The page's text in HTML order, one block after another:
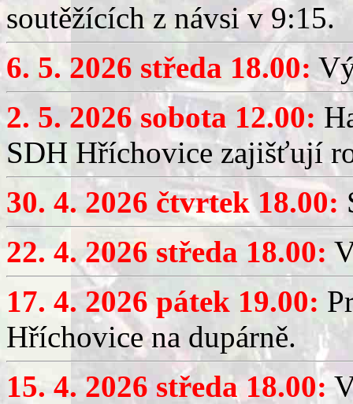
soutěžících z návsi v 9:15.
6. 5. 2026 středa 18.00:
2. 5. 2026 sobota 12.00:
SDH Hříchovice zajišťují
30. 4. 2026 čtvrtek 18.00:
22. 4. 2026 středa 18.00:
17. 4. 2026 pátek 19.00:
Hříchovice na dupárně.
15. 4. 2026 středa 18.00: